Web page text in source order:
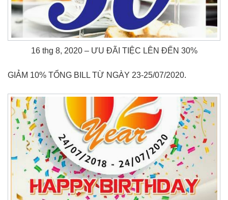
16 thg 8, 2020 – ƯU ĐÃI TIỆC LÊN ĐẾN 30%
GIẢM 10% TỔNG BILL TỪ NGÀY 23-25/07/2020.